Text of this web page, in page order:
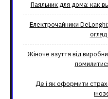
Паяльник для дома: как
Електрочайники DeLonghi:
огляд
Жіноче взуття від
Де і як оформити